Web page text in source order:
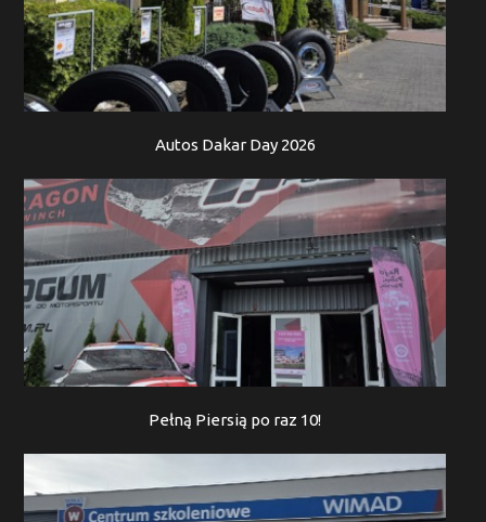
Autos Dakar Day 2026
Pełną Piersią po raz 10!